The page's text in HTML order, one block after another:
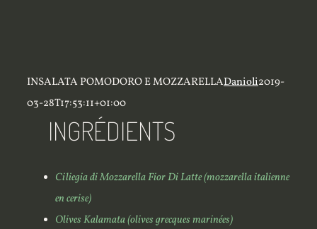
INSALATA POMODORO E MOZZARELLADanioli2019-
03-28T17:53:11+01:00
INGRÉDIENTS
Ciliegia di Mozzarella Fior Di Latte (mozzarella italienne
en cerise)
Olives Kalamata (olives grecques marinées)